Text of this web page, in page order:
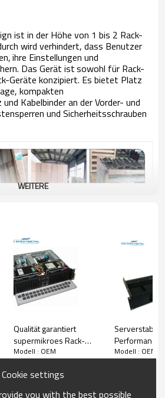
ist in der Höhe von 1 bis 2 Rack-
wird verhindert, dass Benutzer
ihre Einstellungen und
Das Gerät istsowohl für Rack-
Geräte konzipiert. Es bietet Platz
kompakten
Kabelbinder an der Vorder- und
und Sicherheitsschrauben
WEITERE
Qualität garantiert
supermikroes Rack-
Mount-Servergehäuse
Modell : OEM
Performance-
Modell : OEM
Cookie settings
you with the best possible